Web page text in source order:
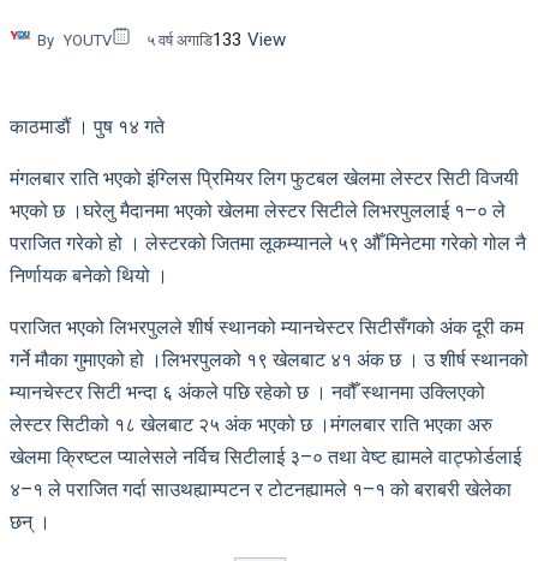
By YOUTV ५ वर्ष अगाडि133 View
काठमाडौं । पुष १४ गते
मंगलबार राति भएको इंग्लिस प्रिमियर लिग फुटबल खेलमा लेस्टर सिटी विजयी
भएको छ ।घरेलु मैदानमा भएको खेलमा लेस्टर सिटीले लिभरपुललाई १–० ले
पराजित गरेको हो । लेस्टरको जितमा लूकम्यानले ५९ औँ मिनेटमा गरेको गोल नै
निर्णायक बनेको थियो ।
पराजित भएको लिभरपुलले शीर्ष स्थानको म्यानचेस्टर सिटीसँगको अंक दूरी कम
गर्ने मौका गुमाएको हो ।लिभरपुलको १९ खेलबाट ४१ अंक छ । उ शीर्ष स्थानको
म्यानचेस्टर सिटी भन्दा ६ अंकले पछि रहेको छ । नवौँ स्थानमा उक्लिएको
लेस्टर सिटीको १८ खेलबाट २५ अंक भएको छ ।मंगलबार राति भएका अरु
खेलमा क्रिष्टल प्यालेसले नर्विच सिटीलाई ३–० तथा वेष्ट ह्यामले वाट्फोर्डलाई
४–१ ले पराजित गर्दा साउथह्याम्पटन र टोटनह्यामले १–१ को बराबरी खेलेका
छन् ।